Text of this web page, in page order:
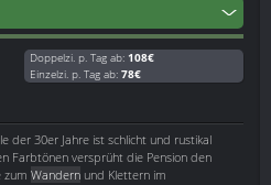
Doppelzi. p. Tag ab: 108€
Einzelzi. p. Tag ab: 78€
der 30er Jahre ist schlicht und rustikal
Farbtönen versprüht die Pension den
zum Wandern und Klettern im